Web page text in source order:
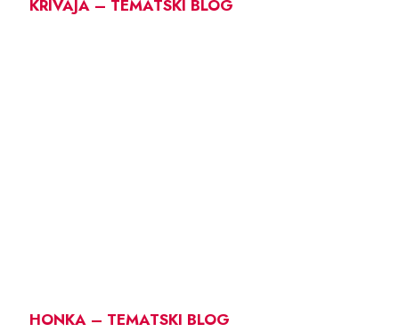
KRIVAJA – TEMATSKI BLOG
HONKA – TEMATSKI BLOG